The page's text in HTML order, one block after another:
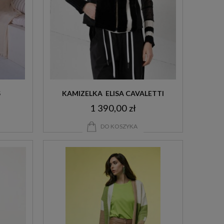
KAMIZELKA  ELISA CAVALETTI
1 390,00 zł
DO KOSZYKA